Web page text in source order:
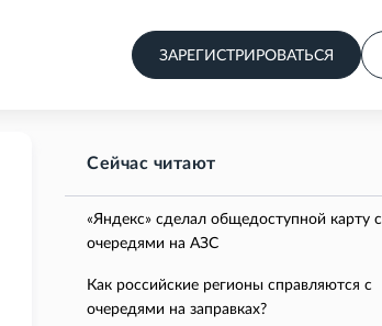
ЗАРЕГИСТРИРОВАТЬСЯ
Сейчас читают
«Яндекс» сделал общедоступной карту с
очередями на АЗС
Как российские регионы справляются с
очередями на заправках?